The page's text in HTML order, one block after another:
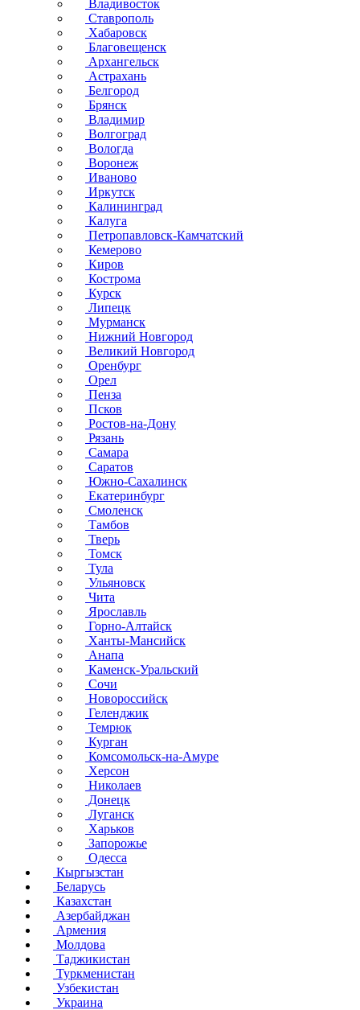
Владивосток
Ставрополь
Хабаровск
Благовещенск
Архангельск
Астрахань
Белгород
Брянск
Владимир
Волгоград
Вологда
Воронеж
Иваново
Иркутск
Калининград
Калуга
Петропавловск-Камчатский
Кемерово
Киров
Кострома
Курск
Липецк
Мурманск
Нижний Новгород
Великий Новгород
Оренбург
Орел
Пенза
Псков
Ростов-на-Дону
Рязань
Самара
Саратов
Южно-Сахалинск
Екатеринбург
Смоленск
Тамбов
Тверь
Томск
Тула
Ульяновск
Чита
Ярославль
Горно-Алтайск
Ханты-Мансийск
Анапа
Каменск-Уральский
Сочи
Новороссийск
Геленджик
Темрюк
Курган
Комсомольск-на-Амуре
Херсон
Николаев
Донецк
Луганск
Харьков
Запорожье
Одесса
Кыргызстан
Беларусь
Казахстан
Азербайджан
Армения
Молдова
Таджикистан
Туркменистан
Узбекистан
Украина